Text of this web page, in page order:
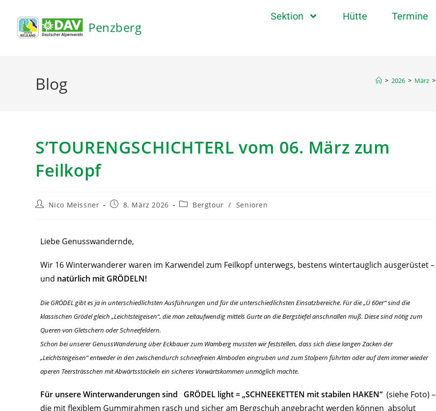
Penzberg
Sektion Hütte Termine
Blog > 2026 > März >
S’TOURENGSCHICHTERL vom 06. März zum
Feilkopf
Nico Meissner 8. März 2026 Bergtour / Senioren
Liebe Genusswandernde,
Wir 16 Winterwanderer waren im Karwendel zum Feilkopf unterwegs, bestens wintertauglich ausgerüstet –
und natürlich mit GRÖDELN!
Die GRÖDEL gibt es ja in unterschiedlichsten Ausführungen und für die unterschiedlichsten Einsatzbereiche. Für die „Ü 60er“ sind die
klassischen Grödel gleich „Leichtsteigeisen“, die man zeitaufwendig mittels Gurte an die Bergstiefel anschnallen muß. Diese sind nötig zum
Queren von Gletschern oder Schneefeldern.
Schon bei unserer GenussWanderung über Eckbauer zum Wamberg mussten wir feststellen, dass sich diese langen Zacken der
„Leichtsteigeisen“ entweder in den zwischendurch schneefreien Almboden eingruben und zum Stolpern führten oder auf dem immer wieder
aperen Teersträsschen mit Abwärtsstöckeln ein sicheres Vorwärtskommen unmöglich machte.
Für unsere Winterwanderungen sind GRÖDEL light = „SCHNEEKETTEN mit stabilen HAKEN“ (siehe Foto) –
die mit flexiblem Gummirahmen rasch und sicher am Bergschuh angebracht werden können absolut